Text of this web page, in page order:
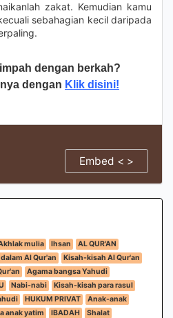
zakat. Kemudian kamu
sebahagian kecil daripada
dengan berkah?
dengan Klik disini!
Embed < >
mulia Ihsan
AL QUR'AN
Al Qur'an
Kisah-kisah Al Qur'an
Agama bangsa Yahudi
Nabi-nabi
Kisah-kisah para rasul
HUKUM PRIVAT
Anak-anak
anak yatim IBADAH
Shalat